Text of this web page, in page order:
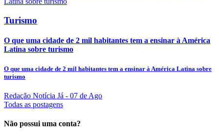
Turismo
O que uma cidade de 2 mil habitantes tem a ensinar à América
Latina sobre turismo
O que uma cidade de 2 mil habitantes tem a ensinar à América Latina sobre
turismo
Redação Notícia Já - 07 de Ago
Todas as postagens
Não possui uma conta?